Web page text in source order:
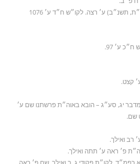
36) ראה סה״מ תרכ״ט (קה״ת, תשנ״ב) ע׳ רצה. לקו״ש ח״ד ע׳ 1076
יג, סע״ג – הובא באוה״ת פרשתנו שם ע׳
שם.